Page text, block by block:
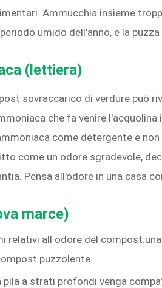
Ammucchia insieme
umido dell'anno, e la
(lettiera)
sovraccarico di verdure può
che fa venire l'acquolina
come detergente e
come un odore sgradevole,
Pensa all'odore in una casa
marce)
pila a strati profondi venga